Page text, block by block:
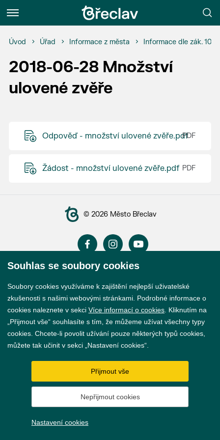
Menu
Úvod Úřad Informace z města Informace dle zák.
2018-06-28 Množství
ulovené zvěře
Odpověď - množství ulovené zvěře.pdf
Žádost - množství ulovené zvěře.pdf
© 2026 Město Břeclav
GDPR
Nastavení cookies
webProgress
Souhlas se soubory cookies
Soubory cookies využíváme k zajištění nejlepší uživatelské
zkušenosti s našimi webovými stránkami. Podrobné informace o
cookies naleznete v sekci Více informací o cookies . Kliknutím na
„Přijmout vše“ souhlasíte s tím, že můžeme užívat všechny typy
cookies. Chcete-li povolit užívání pouze některých typů cookies,
můžete tak učinit v sekci „Nastavení cookies“.
Přijmout vše
Nepřijmout cookies
Nastavení cookies